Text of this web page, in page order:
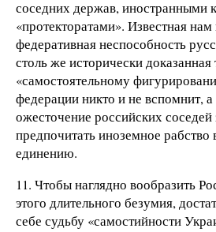
соседних держав, иностранными
«протекторатами». Известная
федеративная неспособность
столь же исторически доказанная
«самостоятельному
федерации никто и не вспомнит,
ожесточение российских соседей
предпочитать иноземное рабство
единению.
11. Чтобы наглядно вообразить
этого длительного безумия,
себе судьбу «самостийности